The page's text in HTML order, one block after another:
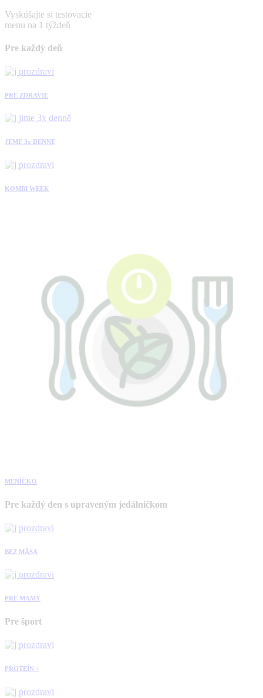
Vyskúšajte si testovacie
menu na 1 týždeň
Pre každý deň
PRE ZDRAVIE
JEME 3x DENNE
KOMBI WEEK
MENÍČKO
Pre každý den s upraveným jedálničkom
BEZ MÄSA
PRE MAMY
Pre šport
PROTEÍN +